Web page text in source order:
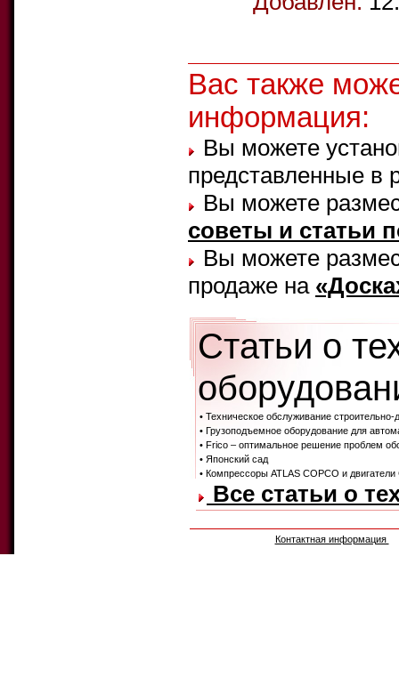
Вас также
информация:
Вы можете
представленные в
Вы можете
советы и статьи
Вы можете
продаже на
Статьи о
• Техническое обслуживание строительно-
• Грузоподъемное оборудование для
• Frico – оптимальное решение проблем
• Японский сад
• Компрессоры ATLAS COPCO и
Все статьи о
Контактная информация